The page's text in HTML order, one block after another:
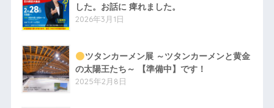
した。お話に 痺れました。
2026年3月1日
ツタンカーメン展 ～ツタンカーメンと黄金
の太陽王たち～ 【準備中】です！
2025年2月8日